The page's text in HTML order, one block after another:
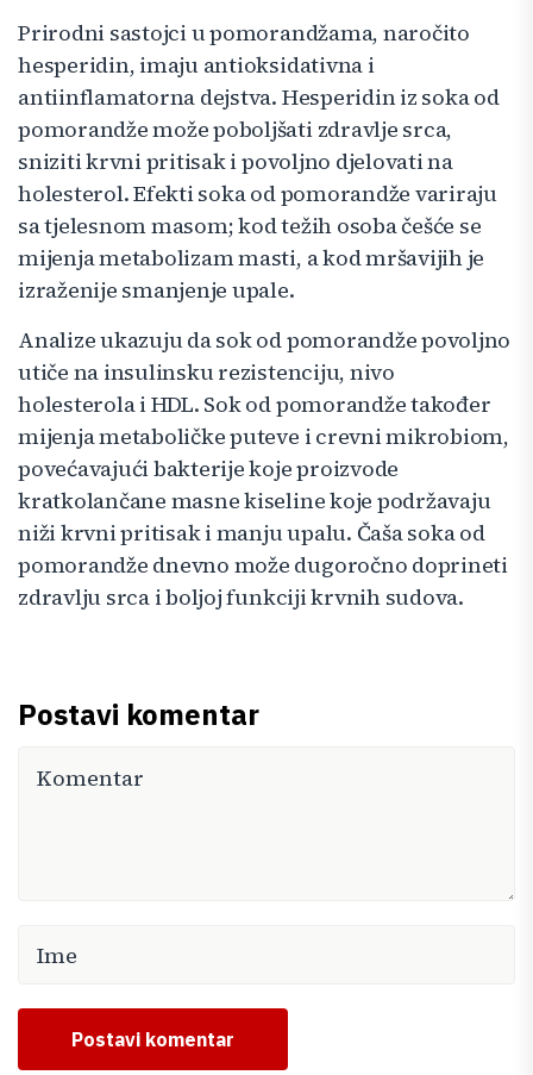
Prirodni sastojci u pomorandžama, naročito
hesperidin, imaju antioksidativna i
antiinflamatorna dejstva. Hesperidin iz soka od
pomorandže može poboljšati zdravlje srca,
sniziti krvni pritisak i povoljno djelovati na
holesterol. Efekti soka od pomorandže variraju
sa tjelesnom masom; kod težih osoba češće se
mijenja metabolizam masti, a kod mršavijih je
izraženije smanjenje upale.
Analize ukazuju da sok od pomorandže povoljno
utiče na insulinsku rezistenciju, nivo
holesterola i HDL. Sok od pomorandže također
mijenja metaboličke puteve i crevni mikrobiom,
povećavajući bakterije koje proizvode
kratkolančane masne kiseline koje podržavaju
niži krvni pritisak i manju upalu. Čaša soka od
pomorandže dnevno može dugoročno doprineti
zdravlju srca i boljoj funkciji krvnih sudova.
Postavi komentar
Postavi komentar